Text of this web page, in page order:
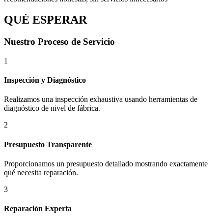
QUÉ ESPERAR
Nuestro Proceso de Servicio
1
Inspección y Diagnóstico
Realizamos una inspección exhaustiva usando herramientas de
diagnóstico de nivel de fábrica.
2
Presupuesto Transparente
Proporcionamos un presupuesto detallado mostrando exactamente
qué necesita reparación.
3
Reparación Experta